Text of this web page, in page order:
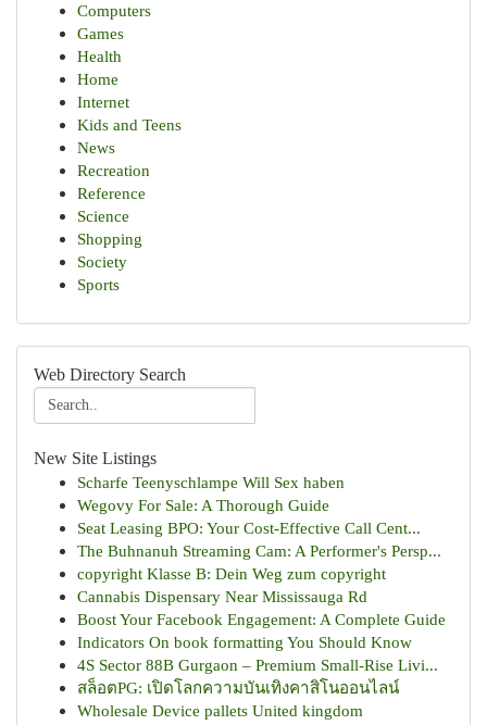
Computers
Games
Health
Home
Internet
Kids and Teens
News
Recreation
Reference
Science
Shopping
Society
Sports
Web Directory Search
New Site Listings
Scharfe Teenyschlampe Will Sex haben
Wegovy For Sale: A Thorough Guide
Seat Leasing BPO: Your Cost-Effective Call Cent...
The Buhnanuh Streaming Cam: A Performer's Persp...
copyright Klasse B: Dein Weg zum copyright
Cannabis Dispensary Near Mississauga Rd
Boost Your Facebook Engagement: A Complete Guide
Indicators On book formatting You Should Know
4S Sector 88B Gurgaon – Premium Small-Rise Livi...
สล็อตPG: เปิดโลกความบันเทิงคาสิโนออนไลน์
Wholesale Device pallets United kingdom